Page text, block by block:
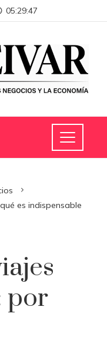
05:29:48
es indispensable
por